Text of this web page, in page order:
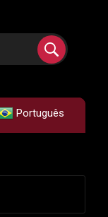
Português